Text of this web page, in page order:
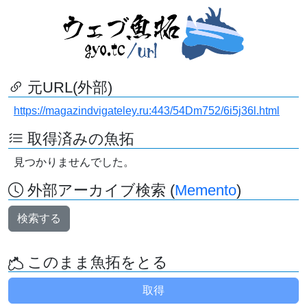
元URL(外部)
https://magazindvigateley.ru:443/54Dm752/6i5j36l.html
取得済みの魚拓
見つかりませんでした。
外部アーカイブ検索 (Memento)
検索する
このまま魚拓をとる